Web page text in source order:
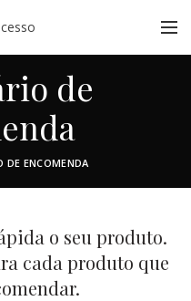
de
DE ENCOMENDA
o seu produto.
cada produto que